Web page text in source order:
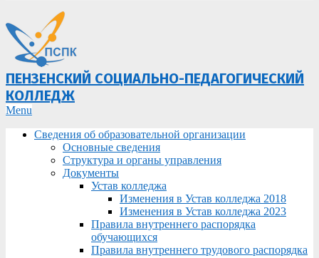
ПЕНЗЕНСКИЙ СОЦИАЛЬНО-ПЕДАГОГИЧЕСКИЙ
КОЛЛЕДЖ
Primary
Menu
Menu
Сведения об образовательной организации
Основные сведения
Структура и органы управления
Документы
Устав колледжа
Изменения в Устав колледжа 2018
Изменения в Устав колледжа 2023
Правила внутреннего распорядка
обучающихся
Правила внутреннего трудового распорядка